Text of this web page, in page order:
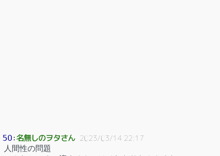
50：名無しのヲタさん 2023/03/14 22:17
人間性の問題